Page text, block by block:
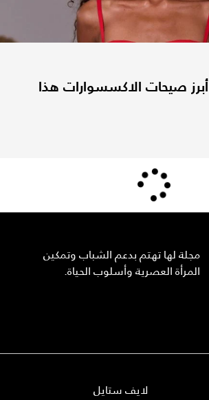
أبرز صيحات الاكسسوارات هذا
مجلة لها تهتم بدعم الشباب وتمكين
المرأة العصرية وأسلوب الحياة.
لايف ستايل